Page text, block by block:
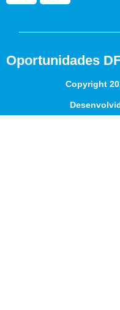
Oportunidades
Copyright